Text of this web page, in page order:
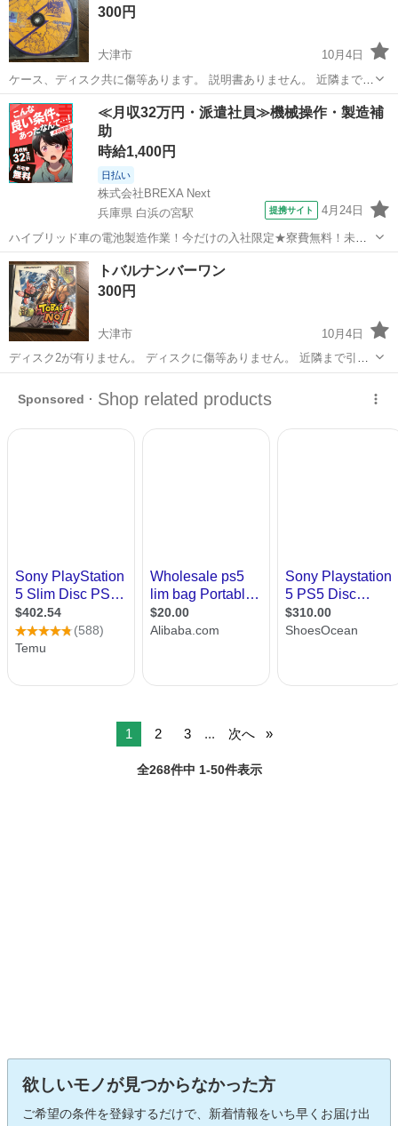
300円
大津市
10月4日
ケース、ディスク共に傷等あります。 説明書ありません。 近隣まで引
き取りに来てくださる方にお譲りします。
滋賀 大津市 テレビゲーム ケース
≪月収32万円・派遣社員≫機械操作・製造補
助
時給1,400円
日払い
株式会社BREXA Next
兵庫県 白浜の宮駅
提携サイト 4月24日
ハイブリッド車の電池製造作業！今だけの入社限定★寮費無料！未経
験活躍中★20～50代の男性活躍中！安定企業で長期で働きたい方オス
スメ！年間休日130日！正社員登用制度あり！マイカー通勤OK！ワン
ルーム寮完備！《兵庫県姫路市》...
兵庫 姫路市 白浜の宮駅
トバルナンバーワン
300円
大津市
10月4日
ディスク2が有りません。 ディスクに傷等ありません。 近隣まで引き
取りに来てくださる方にお譲りします。
1 2 3 ... 次へ
全268件中 1-50件表示
欲しいモノが見つからなかった方
ご希望の条件を登録するだけで、新着情報をいち早くお届け出